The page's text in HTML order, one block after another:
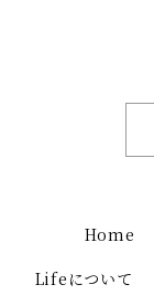
Home
Lifeについて